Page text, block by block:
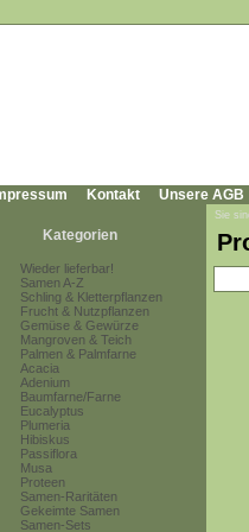
Kontakt Unsere AGB
Kategorien
Wieder lieferbar!
Samen A-Z
Schling & Kletterpflanzen
Frucht & Nutzpflanzen
Gemüse & Gewürze
Mangroven & Teich
Palmen & Palmfarne
Acacia
Adenium
Baumfarne/Farne
Eucalyptus
Plumeria
Hibiskus
Passiflora
Musa
Proteen
Samen-Raritäten
Gekeimte Samen
Samen-Sets
Sie